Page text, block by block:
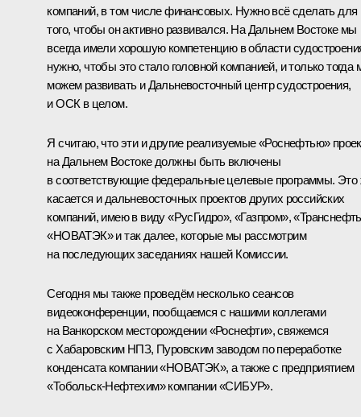
компаний, в том числе финансовых. Нужно всё сделать для
того, чтобы он активно развивался. На Дальнем Востоке мы
всегда имели хорошую компетенцию в области
нужно, чтобы это стало головной компанией, и только тогда
можем развивать и Дальневосточный центр судостроения,
и ОСК в целом.
Я считаю, что эти и другие реализуемые «Роснефтью»
на Дальнем Востоке должны быть включены
в соответствующие федеральные целевые программы. Это
касается и дальневосточных проектов других российских
компаний, имею в виду «РусГидро», «Газпром»,
«НОВАТЭК» и так далее, которые мы рассмотрим
на последующих заседаниях нашей Комиссии.
Сегодня мы также проведём несколько сеансов
видеоконференции, пообщаемся с нашими коллегами
на Ванкорском месторождении «Роснефти», свяжемся
с Хабаровским НПЗ, Пуровским заводом по переработке
конденсата компании «НОВАТЭК», а также с предприятием
«Тобольск-Нефтехим» компании «СИБУР».